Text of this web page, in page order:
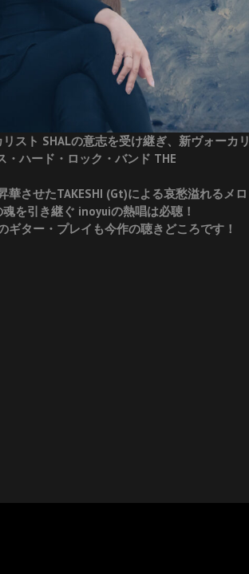
スト SHALの意志を受け継ぎ、新ヴォーカリ
ハード・ロック・バンド THE
させたTAKESHI (Gt)による哀愁溢れるメロ
を引き継ぐ inoyuiの熱唱は必聴！
ギター・プレイも今作の聴きどころです！